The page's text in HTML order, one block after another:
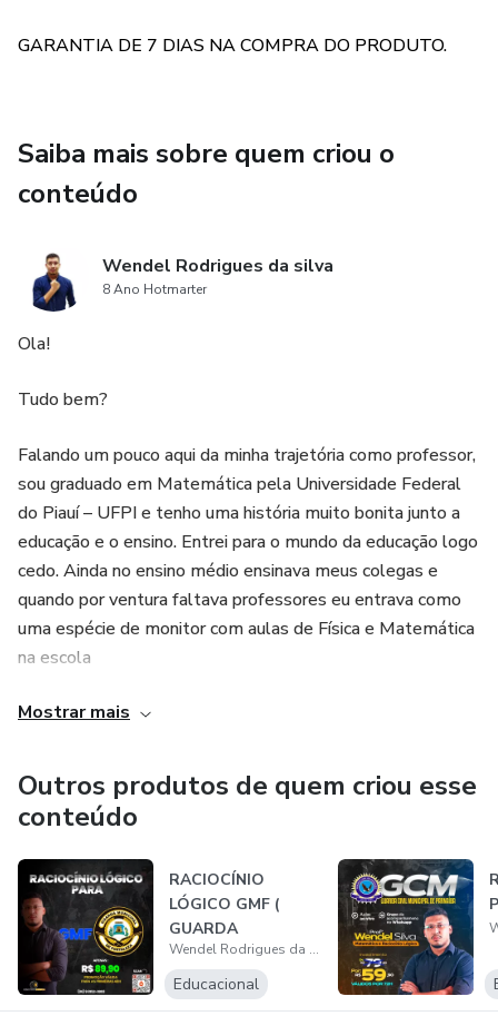
GARANTIA DE 7 DIAS NA COMPRA DO PRODUTO.
Saiba mais sobre quem criou o
conteúdo
Wendel Rodrigues da silva
8 Ano Hotmarter
Ola!
Tudo bem?
Falando um pouco aqui da minha trajetória como professor,
sou graduado em Matemática pela Universidade Federal
do Piauí – UFPI e tenho uma história muito bonita junto a
educação e o ensino. Entrei para o mundo da educação logo
cedo. Ainda no ensino médio ensinava meus colegas e
quando por ventura faltava professores eu entrava como
uma espécie de monitor com aulas de Física e Matemática
na escola
Estadual de Boa Hora- PI. Mais tarde, já graduando passei
municipais com a disciplina de Xadrez e Matemática. Aos
20 anos comecei a ensinar como professor de cursinhos
preparatórios com a disciplina de Raciocínio lógico
Matemático para concursos e também na preparação de
candidatos para os mais diversos cargos e carreiras.
Dedico toda minha energia na elaboração de métodos de
ensino que tornem a experiência do estudante com o
Raciocínio Lógico Matemático mais fácil e agradável.
Mostrar mais
Outros produtos de quem criou esse
conteúdo
RACIOCÍNIO
LÓGICO GMF (
GUARDA
MUNICIPAL DE
FORTALEZA)
Wendel Rodrigues da silva
Educacional